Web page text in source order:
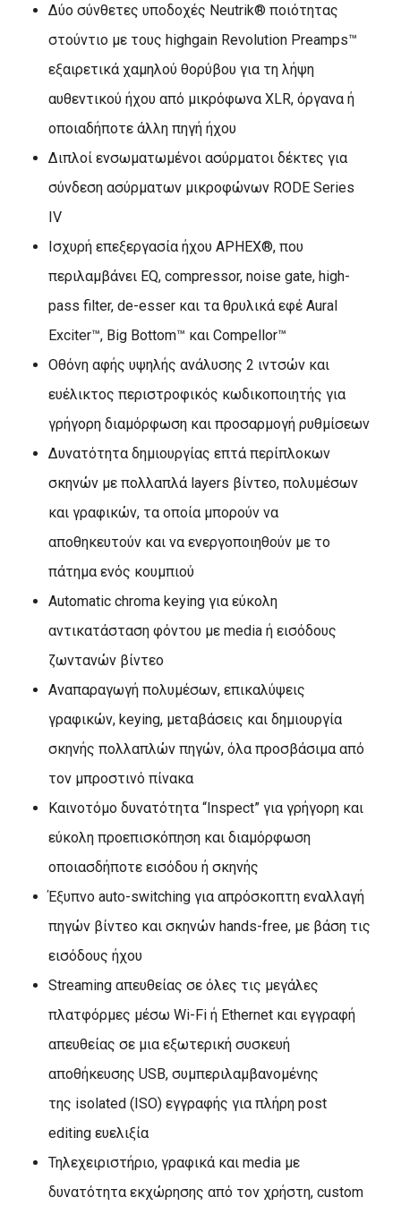
Δύο σύνθετες υποδοχές Neutrik® ποιότητας
στούντιο με τους highgain Revolution Preamps™
εξαιρετικά χαμηλού θορύβου για τη λήψη
αυθεντικού ήχου από μικρόφωνα XLR, όργανα ή
οποιαδήποτε άλλη πηγή ήχου
Διπλοί ενσωματωμένοι ασύρματοι δέκτες για
σύνδεση ασύρματων μικροφώνων RODE Series
IV
Ισχυρή επεξεργασία ήχου APHEX®, που
περιλαμβάνει EQ, compressor, noise gate, high-
pass filter, de-esser και τα θρυλικά εφέ Aural
Exciter™, Big Bottom™ και Compellor™
Οθόνη αφής υψηλής ανάλυσης 2 ιντσών και
ευέλικτος περιστροφικός κωδικοποιητής για
γρήγορη διαμόρφωση και προσαρμογή ρυθμίσεων
Δυνατότητα δημιουργίας επτά περίπλοκων
σκηνών με πολλαπλά layers βίντεο, πολυμέσων
και γραφικών, τα οποία μπορούν να
αποθηκευτούν και να ενεργοποιηθούν με το
πάτημα ενός κουμπιού
Automatic chroma keying για εύκολη
αντικατάσταση φόντου με media ή εισόδους
ζωντανών βίντεο
Αναπαραγωγή πολυμέσων, επικαλύψεις
γραφικών, keying, μεταβάσεις και δημιουργία
σκηνής πολλαπλών πηγών, όλα προσβάσιμα από
τον μπροστινό πίνακα
Καινοτόμο δυνατότητα “Inspect” για γρήγορη και
εύκολη προεπισκόπηση και διαμόρφωση
οποιασδήποτε εισόδου ή σκηνής
Έξυπνο auto-switching για απρόσκοπτη εναλλαγή
πηγών βίντεο και σκηνών hands-free, με βάση τις
εισόδους ήχου
Streaming απευθείας σε όλες τις μεγάλες
πλατφόρμες μέσω Wi-Fi ή Ethernet και εγγραφή
απευθείας σε μια εξωτερική συσκευή
αποθήκευσης USB, συμπεριλαμβανομένης
της isolated (ISO) εγγραφής για πλήρη post
editing ευελιξία
Τηλεχειριστήριο, γραφικά και media με
δυνατότητα εκχώρησης από τον χρήστη, custom